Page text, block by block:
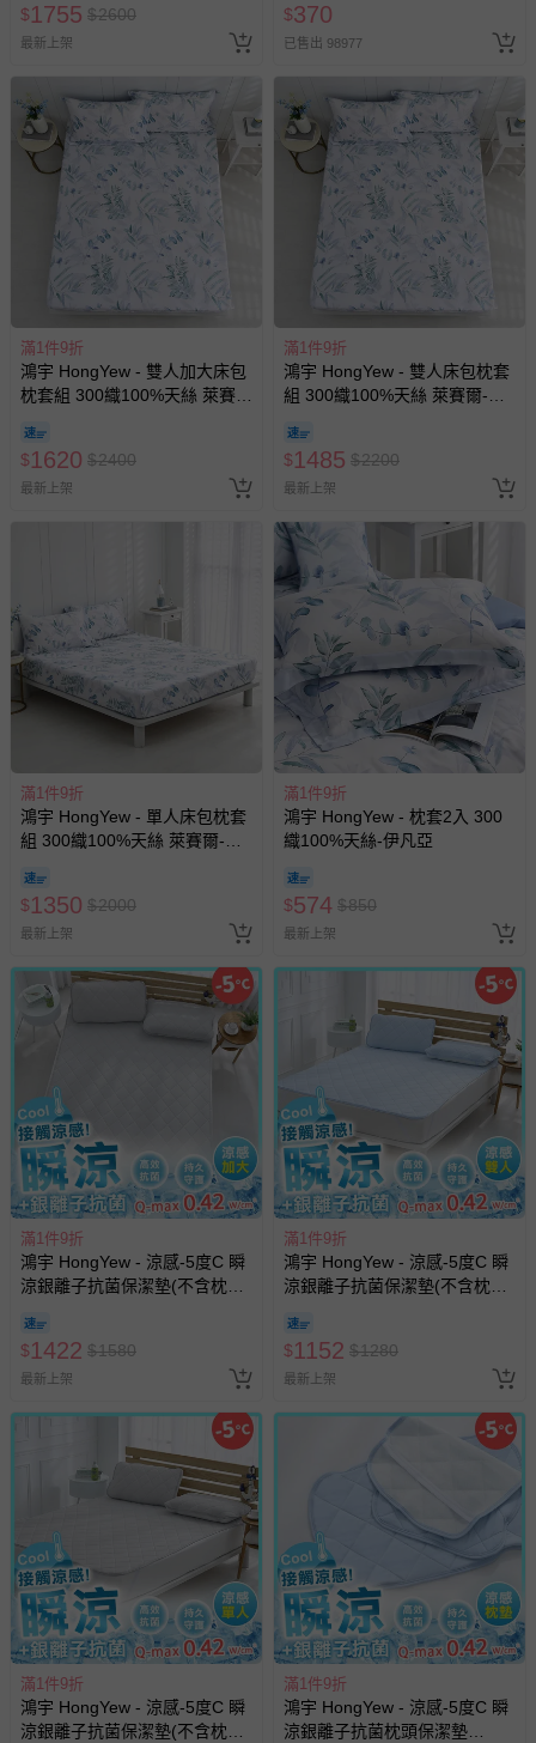
$1755 $2600
最新上架
$370
已售出 98977
滿1件9折
鴻宇 HongYew - 雙人加大床包
枕套組 300織100%天絲 萊賽
$1620 $2400
最新上架
滿1件9折
鴻宇 HongYew - 雙人床包枕套
組 300織100%天絲 萊賽爾-伊
$1485 $2200
最新上架
滿1件9折
鴻宇 HongYew - 單人床包枕套
組 300織100%天絲 萊賽爾-伊
$1350 $2000
最新上架
滿1件9折
鴻宇 HongYew - 枕套2入 300
織100%天絲-伊凡亞
$574 $850
最新上架
滿1件9折
鴻宇 HongYew - 涼感-5度C 瞬
涼銀離子抗菌保潔墊(不含枕
$1422 $1580
最新上架
滿1件9折
鴻宇 HongYew - 涼感-5度C 瞬
涼銀離子抗菌保潔墊(不含枕
$1152 $1280
最新上架
滿1件9折
鴻宇 HongYew - 涼感-5度C 瞬
涼銀離子抗菌保潔墊(不含枕
滿1件9折
鴻宇 HongYew - 涼感-5度C 瞬
涼銀離子抗菌枕頭保潔墊